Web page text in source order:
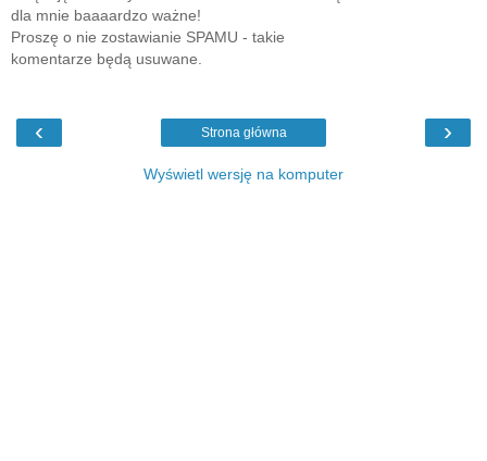
dla mnie baaaardzo ważne!
Proszę o nie zostawianie SPAMU - takie
komentarze będą usuwane.
‹ ›
Strona główna
Wyświetl wersję na komputer